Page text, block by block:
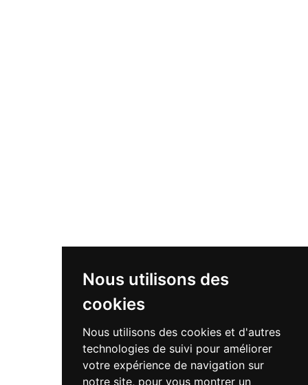
Nous utilisons des
cookies
Nous utilisons des cookies et d'autres
technologies de suivi pour améliorer
votre expérience de navigation sur
notre site, pour vous montrer un